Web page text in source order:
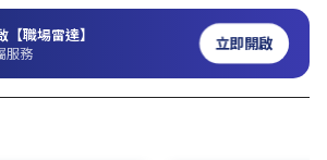
職場雷達】
服務 立即開啟